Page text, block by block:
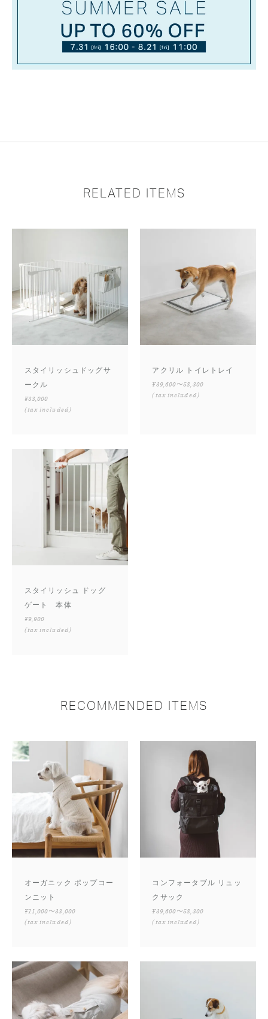
RELATED ITEMS
スタイリッシュドッグサ
ークル
¥33,000
(tax included)
アクリル トイレトレイ
¥39,600〜58,300
(tax included)
スタイリッシュ ドッグ
ゲート 本体
¥9,900
(tax included)
RECOMMENDED ITEMS
オーガニック ポップコー
ンニット
¥11,000〜33,000
(tax included)
コンフォータブル リュッ
クサック
¥39,600〜58,300
(tax included)